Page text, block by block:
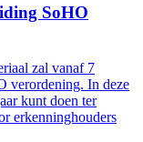
SoHO
zal vanaf 7
verordening. In deze
kunt doen ter
erkenninghouders